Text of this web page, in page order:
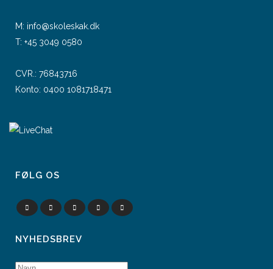
M: info@skoleskak.dk
T: +45 3049 0580
CVR.: 76843716
Konto: 0400 1081718471
FØLG OS
NYHEDSBREV